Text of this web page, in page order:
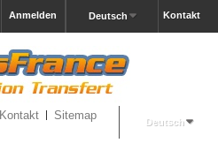
Kontakt
Deutsch
Anmelden
Deutsch
Kontakt Sitemap